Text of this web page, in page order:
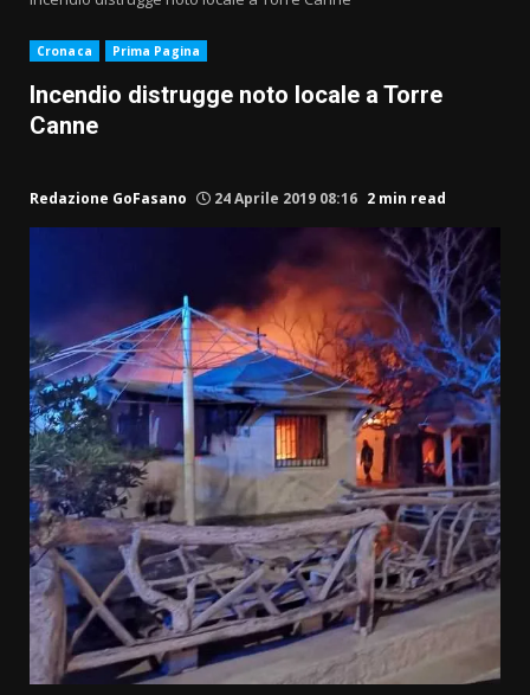
Cronaca Prima Pagina
Incendio distrugge noto locale a Torre
Canne
Redazione GoFasano 24 Aprile 2019 08:16 2 min read